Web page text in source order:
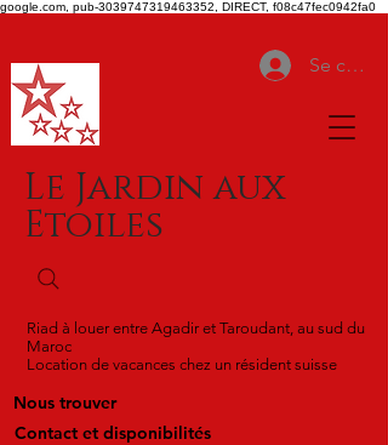
google.com, pub-3039747319463352, DIRECT, f08c47fec0942fa0
Se
Le Jardin aux
Etoiles
Riad à louer entre Agadir et Taroudant, au sud du
Maroc
Location de vacances chez un résident suisse
Nous trouver
Contact et disponibilités